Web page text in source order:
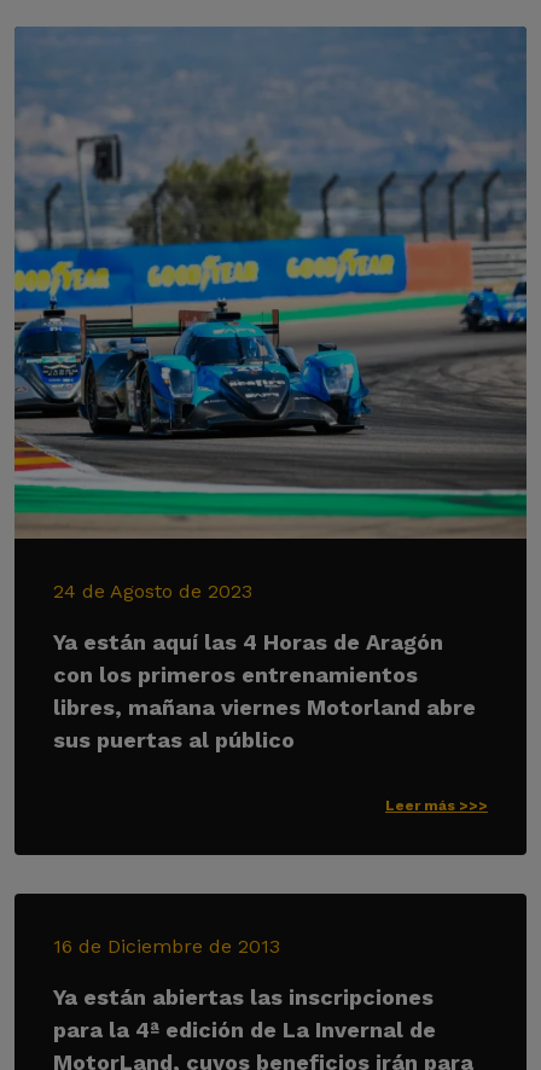
24 de Agosto de 2023
Ya están aquí las 4 Horas de Aragón
con los primeros entrenamientos
libres, mañana viernes Motorland abre
sus puertas al público
Leer más >>>
16 de Diciembre de 2013
Ya están abiertas las inscripciones
para la 4ª edición de La Invernal de
MotorLand, cuyos beneficios irán para